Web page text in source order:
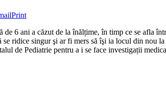
Print
6 ani a căzut de la înălțime, în timp ce se afla
ridice singur şi ar fi mers să îşi ia locul din nou
de Pediatrie pentru a i se face investigații